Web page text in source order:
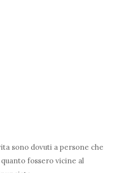
sono dovuti a persone che
fossero vicine al